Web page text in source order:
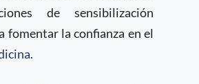
de sensibilización
fomentar la confianza en el
.